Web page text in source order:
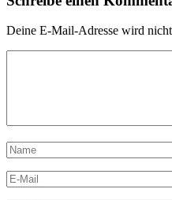
Deine E-Mail-Adresse wird